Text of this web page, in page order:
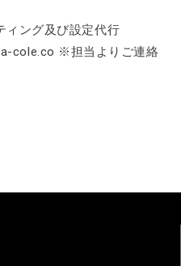
ィング及び設定代行
cole.co ※担当よりご連絡